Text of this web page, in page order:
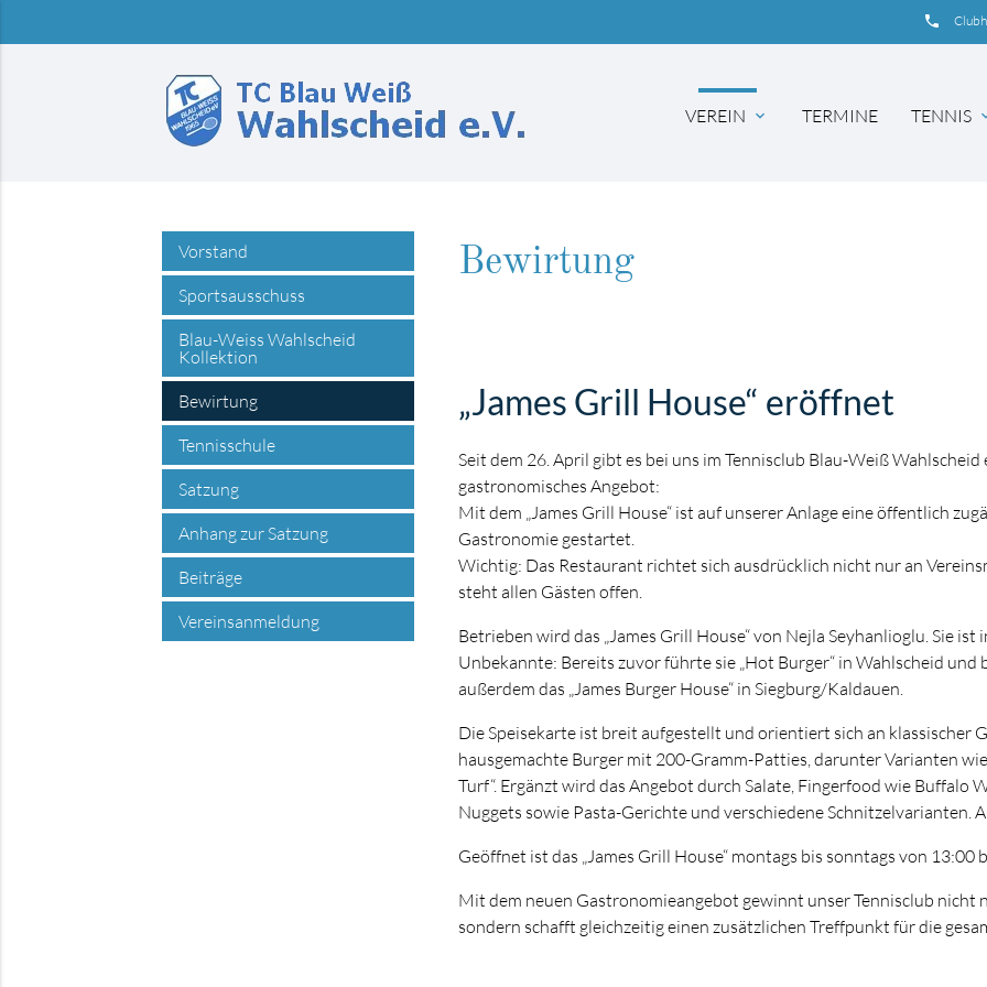
insert_phone
VEREIN expand_more TERMINE TENNIS
Bewirtung
„James Grill House“ eröffnet
Seit dem 26. April gibt es bei uns im Tennisclub Blau-Weiß Wahlscheid
gastronomisches Angebot:
Mit dem „James Grill House“ ist auf unserer Anlage eine öffentlich
Gastronomie gestartet.
Wichtig: Das Restaurant richtet sich ausdrücklich nicht nur an
steht allen Gästen offen.
Betrieben wird das „James Grill House“ von Nejla Seyhanlioglu. Sie ist
Unbekannte: Bereits zuvor führte sie „Hot Burger“ in Wahlscheid
außerdem das „James Burger House“ in Siegburg/Kaldauen.
Die Speisekarte ist breit aufgestellt und orientiert sich an
hausgemachte Burger mit 200-Gramm-Patties, darunter Varianten wie
Turf“. Ergänzt wird das Angebot durch Salate, Fingerfood wie Buffalo
Nuggets sowie Pasta-Gerichte und verschiedene Schnitzelvarianten.
Geöffnet ist das „James Grill House“ montags bis sonntags von
Mit dem neuen Gastronomieangebot gewinnt unser Tennisclub nicht
sondern schafft gleichzeitig einen zusätzlichen Treffpunkt für die
Vorstand
Sportsausschuss
Blau-Weiss Wahlscheid
Kollektion
Bewirtung
Tennisschule
Satzung
Anhang zur Satzung
Beiträge
Vereinsanmeldung